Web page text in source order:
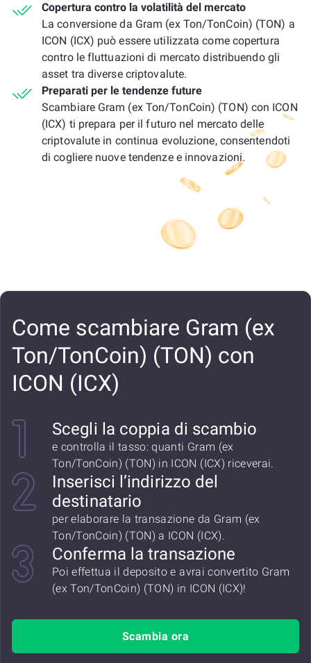
Copertura contro la volatilità del mercato
La conversione da Gram (ex Ton/TonCoin) (TON) a
ICON (ICX) può essere utilizzata come copertura
contro le fluttuazioni di mercato distribuendo gli
asset tra diverse criptovalute.
Preparati per le tendenze future
Scambiare Gram (ex Ton/TonCoin) (TON) con ICON
(ICX) ti prepara per il futuro nel mercato delle
criptovalute in continua evoluzione, consentendoti
di cogliere nuove tendenze e innovazioni.
Come scambiare Gram (ex
Ton/TonCoin) (TON) con
ICON (ICX)
Scegli la coppia di scambio
e controlla il tasso: quanti Gram (ex
Ton/TonCoin) (TON) in ICON (ICX) riceverai.
Inserisci l’indirizzo del
destinatario
per elaborare la transazione da Gram (ex
Ton/TonCoin) (TON) a ICON (ICX).
Conferma la transazione
Poi effettua il deposito e avrai convertito Gram
(ex Ton/TonCoin) (TON) in ICON (ICX)!
Scambia ora